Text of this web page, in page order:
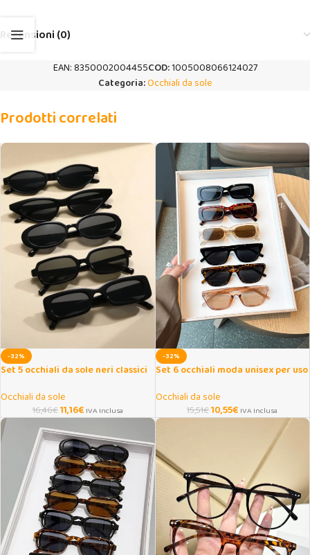
Recensioni (0)
EAN:8350002004455COD:1005008066124027
Categoria:Occhiali da sole
Prodotti correlati
-32%
Set 5 occhiali da sole neri classici
Occhiali da sole
16,46€11,16€ IVA Inclusa
-32%
Set 6 occhiali moda unisex per uso
Occhiali da sole
15,51€10,55€ IVA Inclusa